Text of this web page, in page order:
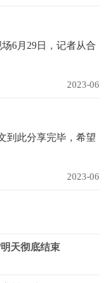
6月29日，记者从合
2023-06
到此分享完毕，希望
2023-06
天彻底结束